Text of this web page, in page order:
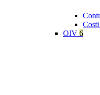
OIV 6